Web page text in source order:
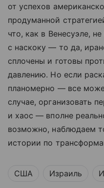
от успехов
продуманной
что, как в Венесуэле,
с наскоку — то да,
сплочены и готовы
давлению. Но если
планомерно — все
случае, организовать
и хаос — вполне
возможно, наблюдаем
истории по
США Израиль